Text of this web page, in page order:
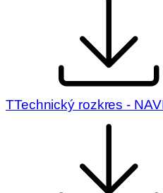
TTechnický rozkres -